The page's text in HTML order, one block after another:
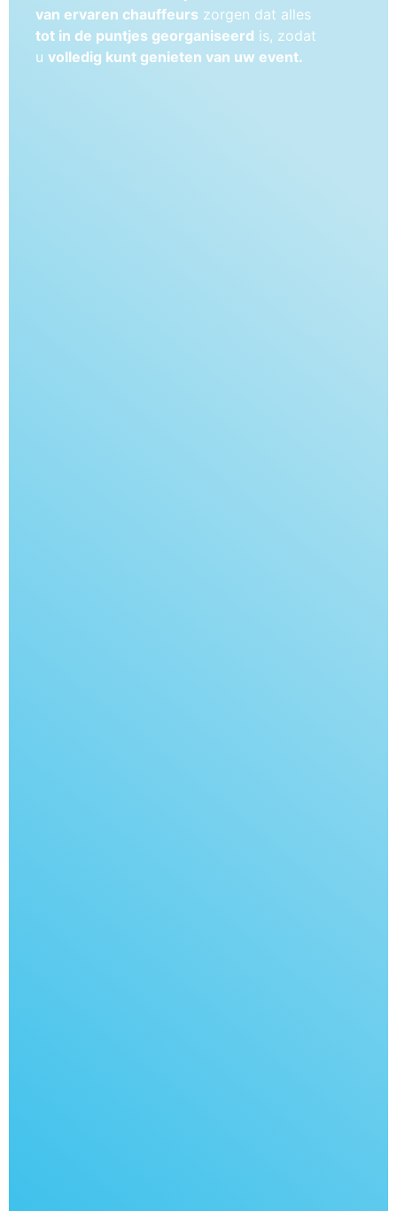
van ervaren chauffeurs zorgen dat alles
tot in de puntjes georganiseerd is, zodat
u volledig kunt genieten van uw event.